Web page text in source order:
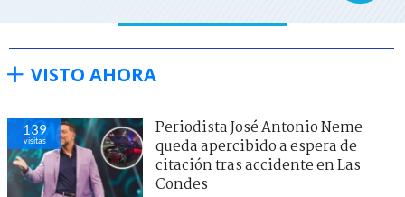
VISTO AHORA
139
visitas
Periodista José Antonio Neme
queda apercibido a espera de
citación tras accidente en Las
Condes